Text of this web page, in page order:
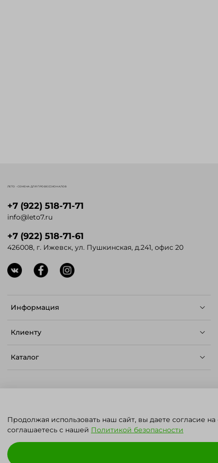
Информация
Клиенту
Каталог
+7 (922) 518-71-71
info@leto7.ru
+7 (922) 518-71-61
426008, г. Ижевск, ул. Пушкинская, д.241, офис 20
ЛЕТО - СЕМЕНА ДЛЯ ПРОФЕССИОНАЛОВ
2023.Карта сайта.Политика конфиденциальности
ПН - ПТ: 09:00 - 17:00
ИП Решетников Владимир Юрьевич
Продолжая использовать наш сайт, вы даете согласие
соглашаетесь с нашей Политикой безопасности